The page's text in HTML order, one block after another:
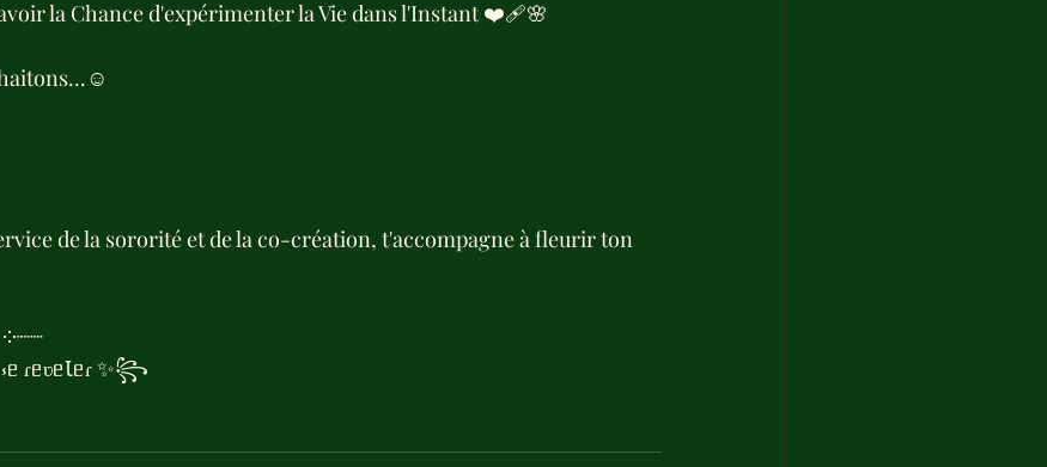
la Chance d'expérimenter la Vie dans l'Instant ❤️‍🩹🌸
de la sororité et de la co-création, t'accompagne à fleurir ton
☾༶┈┈
ɾᥱʋᥱꙆᥱɾ ✨꧂